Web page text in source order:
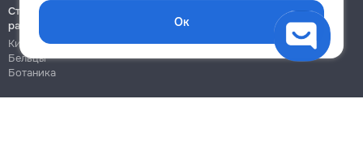
Ок
Строительно-монтажные
работы
Кишинёв
Бельцы
Ботаника